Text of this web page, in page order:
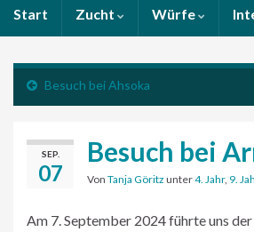
Start Zucht Würfe
Besuch bei Ahsoka
SEP.
07
Besuch bei
Von Tanja Göritz unter4. Jahr, 9.
Am 7. September 2024 führte uns